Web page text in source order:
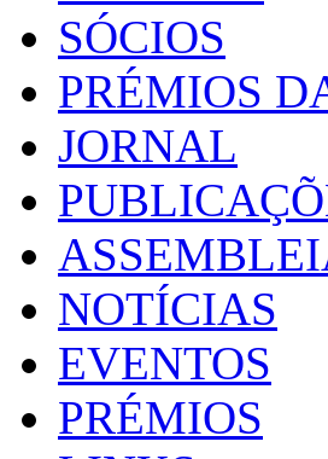
SÓCIOS
PRÉMIOS
JORNAL
NOTÍCIAS
EVENTOS
PRÉMIOS